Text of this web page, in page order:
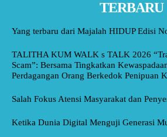
TERBARU
Yang terbaru dari Majalah HIDUP Edisi
TALITHA KUM WALK s TALK 2026
Scam”: Bersama Tingkatkan
Perdagangan Orang Berkedok Penipuan
Salah Fokus Atensi Masyarakat dan
Ketika Dunia Digital Menguji Generasi